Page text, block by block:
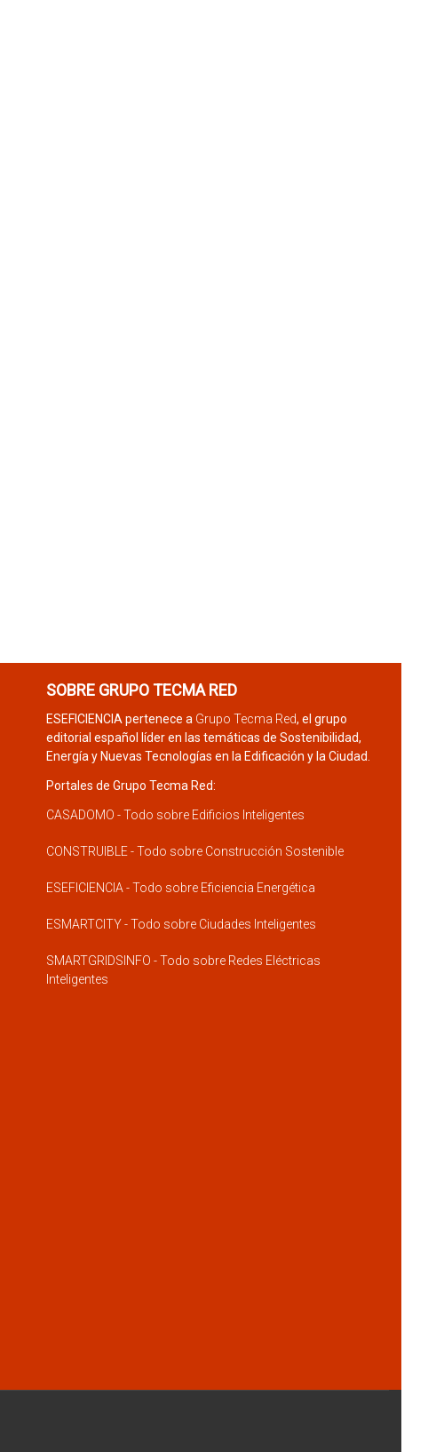
SOBRE GRUPO TECMA RED
ESEFICIENCIA pertenece a Grupo Tecma Red, el grupo
editorial español líder en las temáticas de Sostenibilidad,
Energía y Nuevas Tecnologías en la Edificación y la Ciudad.
Portales de Grupo Tecma Red:
CASADOMO - Todo sobre Edificios Inteligentes
CONSTRUIBLE - Todo sobre Construcción Sostenible
ESEFICIENCIA - Todo sobre Eficiencia Energética
ESMARTCITY - Todo sobre Ciudades Inteligentes
SMARTGRIDSINFO - Todo sobre Redes Eléctricas
Inteligentes